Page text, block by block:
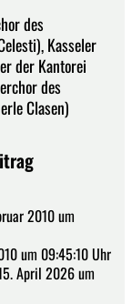
des
Kasseler
der Kantorei
des
Clasen)
2010 um
um 09:45:10 Uhr
April 2026 um